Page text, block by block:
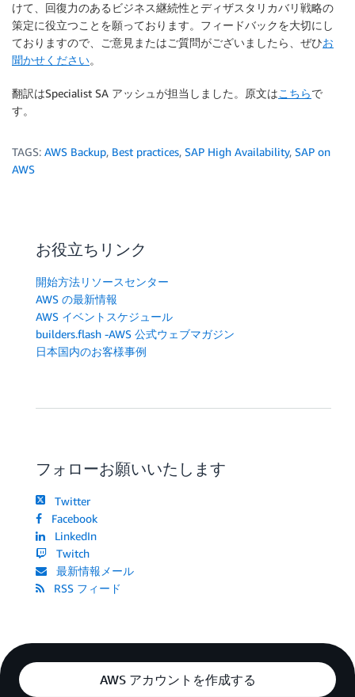
けて、回復力のあるビジネス継続性とディザスタリカバリ戦略の
策定に役立つことを願っております。フィードバックを大切にし
ておりますので、ご意見またはご質問がございましたら、ぜひお
聞かせください。
翻訳はSpecialist SA アッシュが担当しました。原文はこちらで
す。
TAGS: AWS Backup, Best practices, SAP High Availability, SAP on
AWS
お役立ちリンク
開始方法リソースセンター
AWS の最新情報
AWS イベントスケジュール
builders.flash -AWS 公式ウェブマガジン
日本国内のお客様事例
フォローお願いいたします
Twitter
Facebook
LinkedIn
Twitch
最新情報メール
RSS フィード
AWS アカウントを作成する